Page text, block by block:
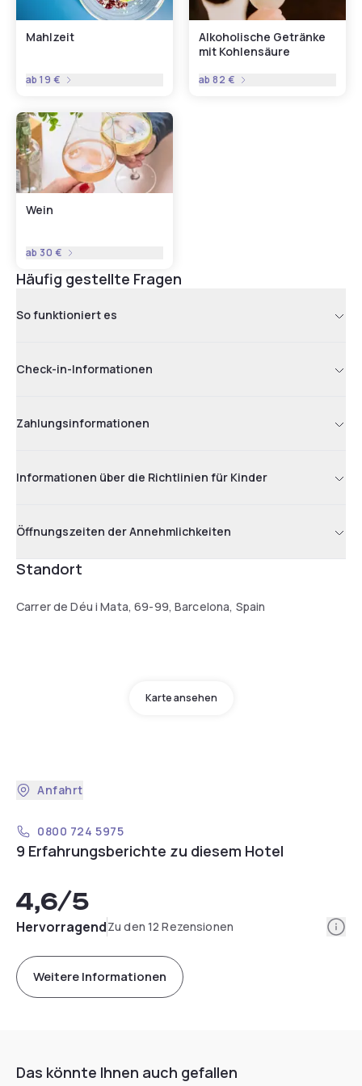
Mahlzeit
ab19 €
Alkoholische Getränke
mit Kohlensäure
ab82 €
Wein
ab 30 €
Häufig gestellte Fragen
So funktioniert es
Check-in-Informationen
Zahlungsinformationen
Informationen über die Richtlinien für Kinder
Öffnungszeiten der Annehmlichkeiten
Standort
Carrer de Déu i Mata, 69-99, Barcelona, Spain
Karte ansehen
Anfahrt
0800 724 5975
9 Erfahrungsberichte zu diesem Hotel
4,6/5
HervorragendZu den 12 Rezensionen
Weitere Informationen
Das könnte Ihnen auch gefallen